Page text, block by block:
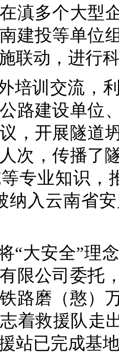
滇多个大型
建投等单位
联动，进行
培训交流，
路建设单位
，开展隧道
次，传播了
专业知识，
纳入云南省
“大安全”理
限公司委托
路磨（憨）
着救援队走
站已完成基